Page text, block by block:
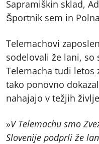
Sapramiškin sklad,
Športnik sem in
Telemachovi
sodelovali že lani, so
Telemacha tudi
tako ponovno
nahajajo v težjih
»V Telemachu smo
Slovenije podprli že